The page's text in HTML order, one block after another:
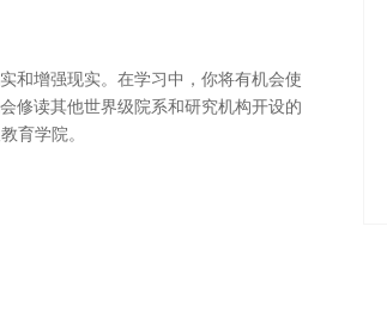
和增强现实。在学习中，你将有机会使
修读其他世界级院系和研究机构开设的
育学院。